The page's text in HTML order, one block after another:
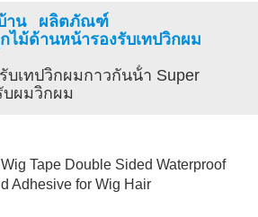
าน
ผลิตภัณฑ์
ไม้ด้านหน้ารองรับเทปวิกผม
บเทปวิกผมกาวกันน้ํา Super
บผมวิกผม